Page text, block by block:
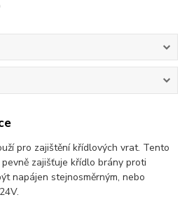
pro zajištění křídlových vrat. Tento
zajišťuje křídlo brány proti
napájen stejnosměrným, nebo